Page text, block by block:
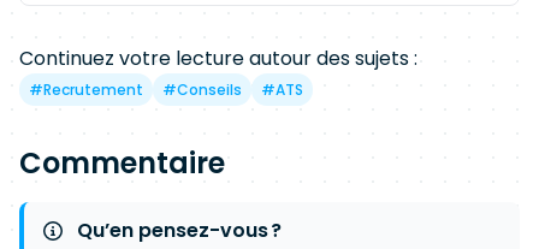
Continuez votre lecture autour des sujets :
#Recrutement #Conseils #ATS
Commentaire
Qu’en pensez-vous ?